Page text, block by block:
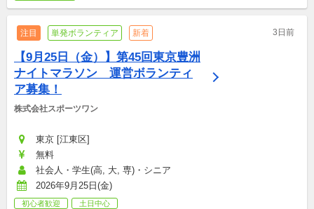
注目 単発ボランティア 新着 3日前
【9月25日（金）】第45回東京豊洲
ナイトマラソン　運営ボランティ
ア募集！
株式会社スポーツワン
東京 [江東区]
無料
社会人・学生(高, 大, 専)・シニア
2026年9月25日(金)
初心者歓迎 土日中心